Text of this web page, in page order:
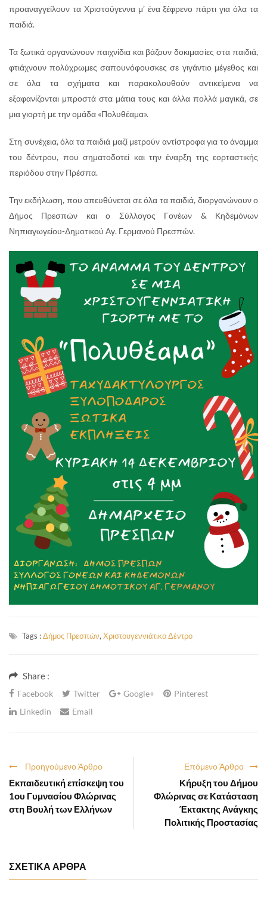
προαναγγείλουν τα Χριστούγεννα μ’ ένα ξέφρενο πάρτι για όλα τα
παιδιά.
Τα ξωτικά οργανώνουν παιχνίδια και βάζουν δοκιμασίες στα παιδιά,
φτιάχνουν πολύχρωμες σαπουνόφουσκες σε γιγάντιο μέγεθος και
σε όλα τα σχήματα και παρακολουθούν αντικείμενα να
εξαφανίζονται μπροστά στα μάτια τους και άλλα πολλά μαγικά, σε
μια γιορτή με την ομάδα «Πολυθέαμα».
Στη συνέχεια, όλα τα παιδιά μαζί μετρούν αντίστροφα για το άναμμα
του δέντρου, που σηματοδοτεί και την έναρξη της εορταστικής
περιόδου στην Πρέσπα.
Την εκδήλωση, που απευθύνεται σε όλα τα παιδιά, διοργανώνουν ο
Δήμος Πρεσπών και ο Σύλλογος Γονέων & Κηδεμόνων
Νηπιαγωγείου-Δημοτικού Αγ. Γερμανού Πρεσπών.
Tags :Δήμος Πρεσπών, Χριστουγεννιάτικο Δέντρο
Share :
Facebook Twitter Google+
Pinterest
Linkedin
Email
Επόμενο Άρθρο
Κήρυξη του Δήμου
Φλώρινας σε Κατάσταση
Έκτακτης Ανάγκης
Πολιτικής Προστασίας
Προηγούμενο Άρθρο
Εκπαιδευτική επίσκεψη του
1ου Γυμνασίου Φλώρινας
στη Βουλή των Ελλήνων
ΣΧΕΤΙΚΑ ΑΡΘΡΑ